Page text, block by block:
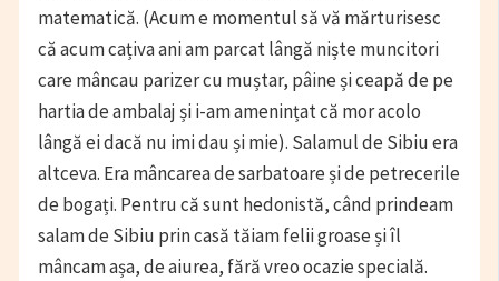
matematică. (Acum e momentul să vă mărturisesc
că acum cațiva ani am parcat lângă niște muncitori
care mâncau parizer cu muștar, pâine și ceapă de pe
hartia de ambalaj și i-am amenințat că mor acolo
lângă ei dacă nu imi dau și mie). Salamul de Sibiu era
altceva. Era mâncarea de sarbatoare și de petrecerile
de bogați. Pentru că sunt hedonistă, când prindeam
salam de Sibiu prin casă tăiam felii groase și îl
mâncam așa, de aiurea, fără vreo ocazie specială.